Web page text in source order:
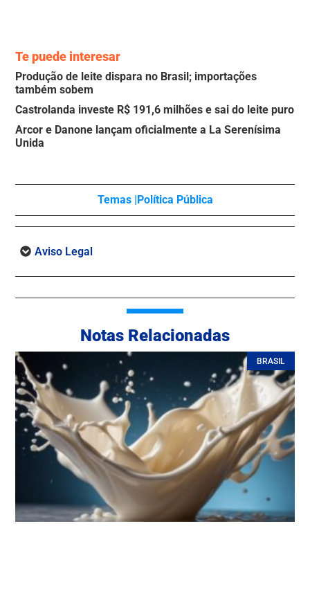
Te puede interesar
Produção de leite dispara no Brasil; importações
também sobem
Castrolanda investe R$ 191,6 milhões e sai do leite puro
Arcor e Danone lançam oficialmente a La Serenísima
Unida
Temas | Política Pública
Aviso Legal
Notas Relacionadas
BRASIL